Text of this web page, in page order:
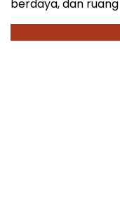
berdaya, dan